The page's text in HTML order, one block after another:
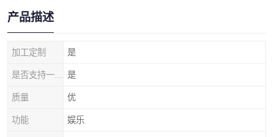
产品描述
加工定制 是
是
质量 优
功能 娱乐